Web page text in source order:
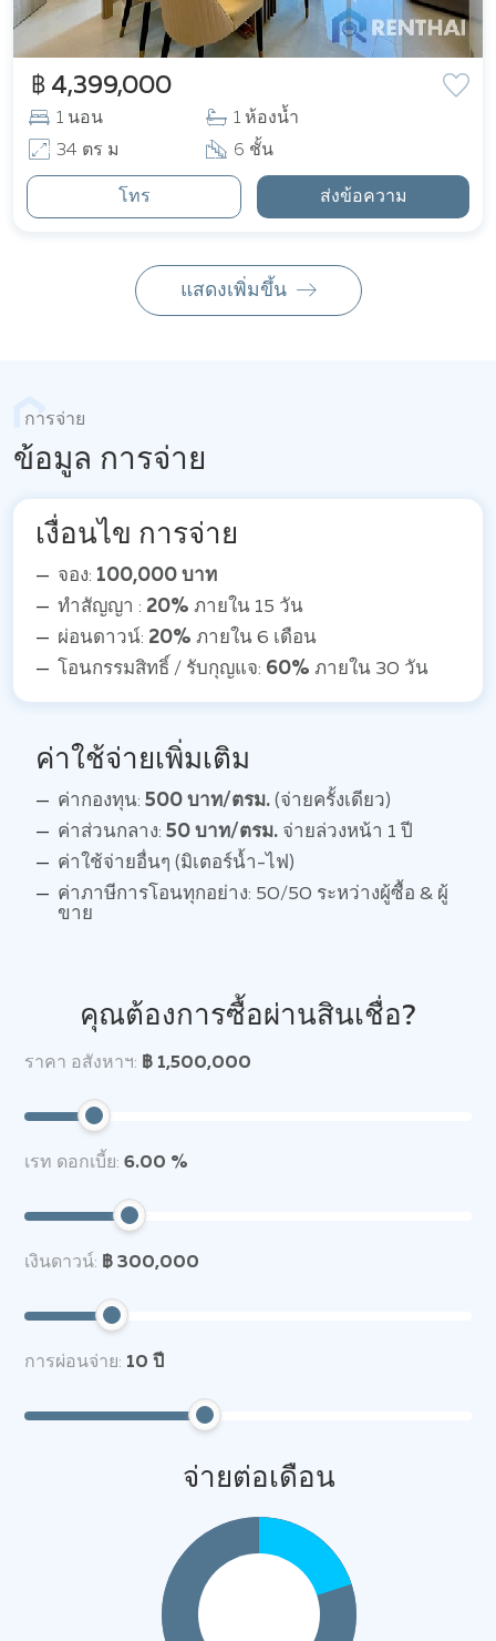
฿ 4,399,000
1 นอน
1 ห้องน้ำ
34 ตร ม
6 ชั้น
โทร ส่งข้อความ
แสดงเพิ่มขึ้น
การจ่าย
ข้อมูล การจ่าย
เงื่อนไข การจ่าย
จอง: 100,000 บาท
ทำสัญญา : 20% ภายใน 15 วัน
ผ่อนดาวน์: 20% ภายใน 6 เดือน
โอนกรรมสิทธิ์ / รับกุญแจ: 60% ภายใน 30 วัน
ค่าใช้จ่ายเพิ่มเติม
ค่ากองทุน: 500 บาท/ตรม. (จ่ายครั้งเดียว)
ค่าส่วนกลาง: 50 บาท/ตรม. จ่ายล่วงหน้า 1 ปี
ค่าใช้จ่ายอื่นๆ (มิเตอร์น้ำ-ไฟ)
ค่าภาษีการโอนทุกอย่าง: 50/50 ระหว่างผู้ซื้อ & ผู้
ขาย
คุณต้องการซื้อผ่านสินเชื่อ?
ราคา อสังหาฯ: ฿ 1,500,000
เรท ดอกเบี้ย: 6.00 %
เงินดาวน์: ฿ 300,000
การผ่อนจ่าย: 10 ปี
จ่ายต่อเดือน